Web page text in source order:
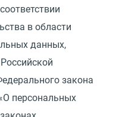
в области
данных,
закона
О персональных